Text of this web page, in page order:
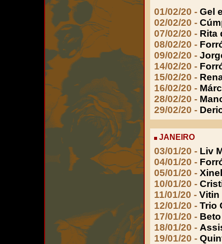
01/02/20 - Gel
02/02/20 -
07/02/20 - Rita
08/02/20 -
09/02/20 -
14/02/20 -
15/02/20 -
16/02/20 -
28/02/20 -
29/02/20 -
JANEIRO
03/01/20 - Liv
04/01/20 -
05/01/20 -
10/01/20 -
11/01/20 - Vitin
12/01/20 - Trio
17/01/20 -
18/01/20 -
19/01/20 -